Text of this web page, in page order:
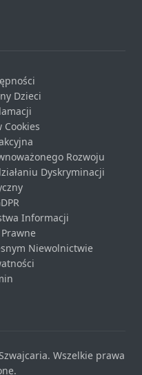
Dzieci
Cookies
Rozwoju
Dyskryminacji
Informacji
Niewolnictwie
Wszelkie prawa